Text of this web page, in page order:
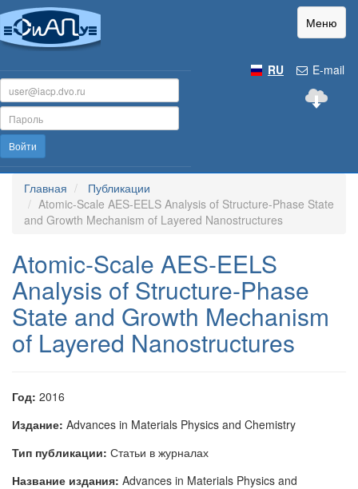
Меню
E-mail
RU
Войти
Главная
Публикации
Atomic-Scale AES-EELS Analysis of Structure-Phase State
and Growth Mechanism of Layered Nanostructures
Atomic-Scale AES-EELS
Analysis of Structure-Phase
State and Growth Mechanism
of Layered Nanostructures
Год: 2016
Издание: Advances in Materials Physics and Chemistry
Тип публикации: Статьи в журналах
Название издания: Advances in Materials Physics and